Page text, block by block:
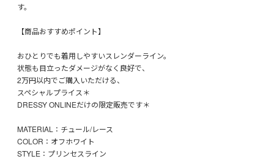
す。
【商品おすすめポイント】
おひとりでも着用しやすいスレンダーライン。
状態も目立ったダメージがなく良好で、
2万円以内でご購入いただける、
スペシャルプライス＊
DRESSY ONLINEだけの限定販売です＊
MATERIAL：チュール/レース
COLOR：オフホワイト
STYLE：プリンセスライン